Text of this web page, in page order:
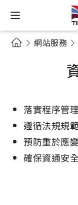
網站服務
落實程序管理
遵循法規規
預防重於應變
確保資通安